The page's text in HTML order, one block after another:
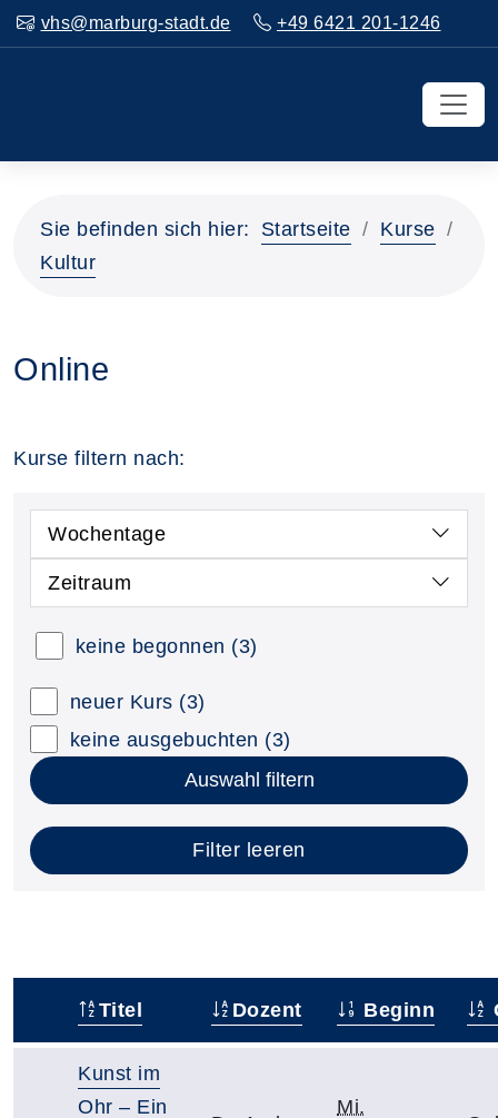
vhs@marburg-stadt.de +49 6421 201-1246
Sie befinden sich hier: Startseite
Kurse
Kultur
Online
Kurse filtern nach:
Wochentage
Zeitraum
keine begonnen (3)
neuer Kurs (3)
keine ausgebuchten (3)
Auswahl filtern
Filter leeren
Titel Dozent Beginn
Kunst im
Ohr – Ein
Mi.